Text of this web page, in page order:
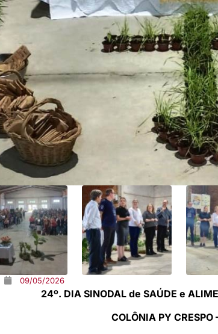
09/05/2026
24º. DIA SINODAL de SAÚDE e
COLÔNIA PY